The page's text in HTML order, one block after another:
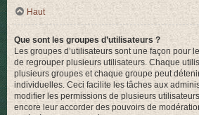
Haut
Que sont les groupes d’utilisateurs ?
Les groupes d’utilisateurs sont une façon pour
de regrouper plusieurs utilisateurs. Chaque
plusieurs groupes et chaque groupe peut
individuelles. Ceci facilite les tâches aux
modifier les permissions de plusieurs
encore leur accorder des pouvoirs de